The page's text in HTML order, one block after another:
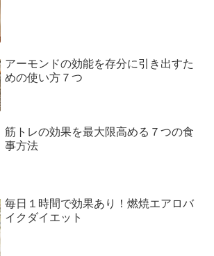
アーモンドの効能を存分に引き出すた
めの使い方７つ
筋トレの効果を最大限高める７つの食
事方法
毎日１時間で効果あり！燃焼エアロバ
イクダイエット